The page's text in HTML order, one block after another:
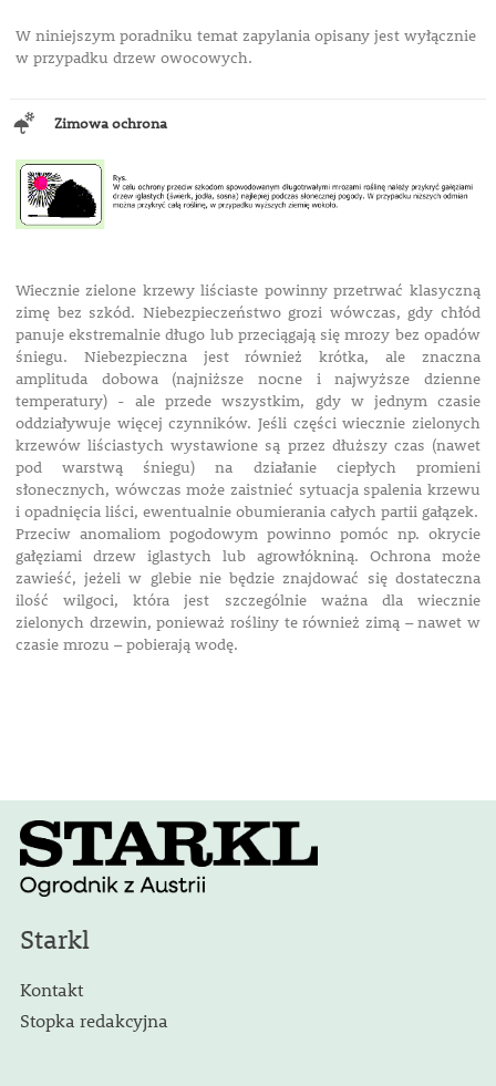
W niniejszym poradniku temat zapylania opisany jest wyłącznie
w przypadku drzew owocowych.
Zimowa ochrona
Wiecznie zielone krzewy liściaste powinny przetrwać klasyczną
zimę bez szkód. Niebezpieczeństwo grozi wówczas, gdy chłód
panuje ekstremalnie długo lub przeciągają się mrozy bez opadów
śniegu. Niebezpieczna jest również krótka, ale znaczna
amplituda dobowa (najniższe nocne i najwyższe dzienne
temperatury) - ale przede wszystkim, gdy w jednym czasie
oddziaływuje więcej czynników. Jeśli części wiecznie zielonych
krzewów liściastych wystawione są przez dłuższy czas (nawet
pod warstwą śniegu) na działanie ciepłych promieni
słonecznych, wówczas może zaistnieć sytuacja spalenia krzewu
i opadnięcia liści, ewentualnie obumierania całych partii gałązek.
Przeciw anomaliom pogodowym powinno pomóc np. okrycie
gałęziami drzew iglastych lub agrowłókniną. Ochrona może
zawieść, jeżeli w glebie nie będzie znajdować się dostateczna
ilość wilgoci, która jest szczególnie ważna dla wiecznie
zielonych drzewin, ponieważ rośliny te również zimą – nawet w
czasie mrozu – pobierają wodę.
Starkl
Kontakt
Stopka redakcyjna